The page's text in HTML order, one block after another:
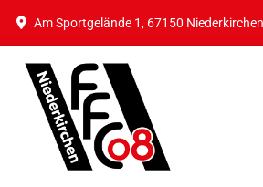
Am Sportgelände 1, 67150 Niederkirchen